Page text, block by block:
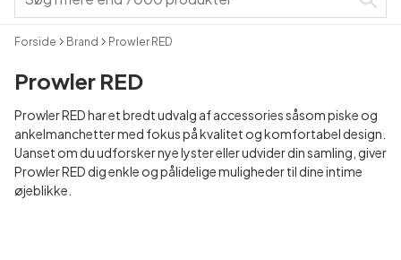
Forside Brand Prowler RED
Prowler RED
Prowler RED har et bredt udvalg af accessories såsom piske og
ankelmanchetter med fokus på kvalitet og komfortabel design.
Uanset om du udforsker nye lyster eller udvider din samling, giver
Prowler RED dig enkle og pålidelige muligheder til dine intime
øjeblikke.